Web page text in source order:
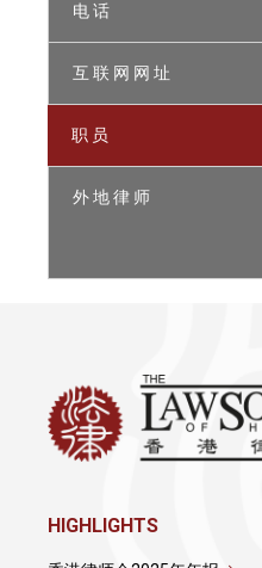
电 话
互 联 网 网 址
职 员
外 地 律 师
HIGHLIGHTS